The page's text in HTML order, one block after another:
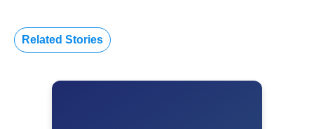
Related Stories